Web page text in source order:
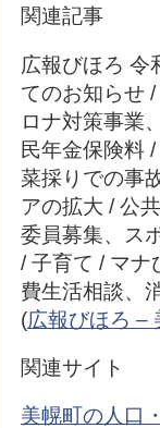
関連記事
広報びほろ 令
てのお知らせ
ロナ対策事業
民年金保険料
菜採りでの事
アの拡大 / 公
委員募集、ス
/ 子育て / マナ
費生活相談、
(広報びほろ –
関連サイト
美幌町の人口